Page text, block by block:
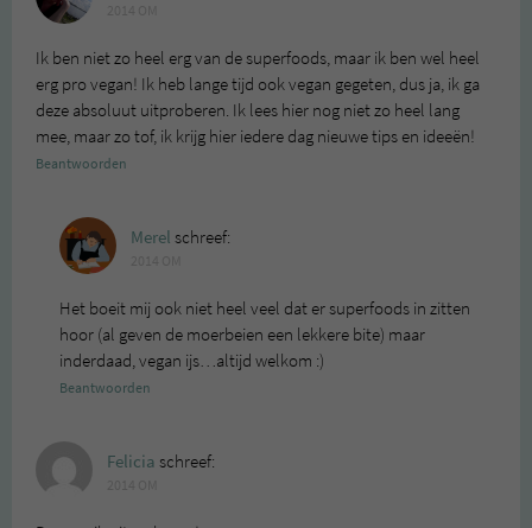
Ik ben niet zo heel erg van de superfoods, maar ik ben wel heel
erg pro vegan! Ik heb lange tijd ook vegan gegeten, dus ja, ik ga
deze absoluut uitproberen. Ik lees hier nog niet zo heel lang
mee, maar zo tof, ik krijg hier iedere dag nieuwe tips en ideeën!
Beantwoorden
Merel schreef:
Het boeit mij ook niet heel veel dat er superfoods in zitten
hoor (al geven de moerbeien een lekkere bite) maar
inderdaad, vegan ijs…altijd welkom :)
Beantwoorden
Felicia schreef: